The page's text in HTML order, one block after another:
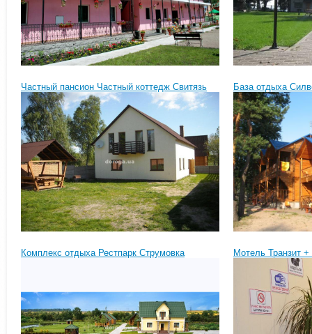
Частный пансион Частный коттедж Свитязь База отдыха
Комплекс отдыха Рестпарк Струмовка Мотель Транзит